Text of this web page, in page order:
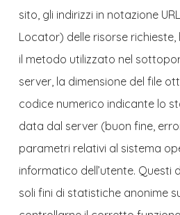
sito, gli indirizzi in notazione
Locator) delle risorse richieste,
il metodo utilizzato nel
server, la dimensione del file
codice numerico indicante lo
data dal server (buon fine,
parametri relativi al sistema
informatico dell’utente. Questi
soli fini di statistiche anonime